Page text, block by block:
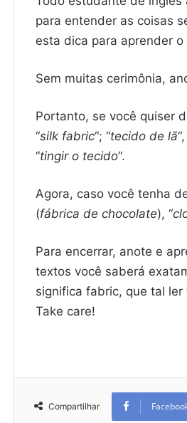
para entender as coisas
esta dica para aprender
Sem muitas cerimônia,
Portanto, se você quiser
“silk fabric“; “tecido de lã
“tingir o tecido“.
Agora, caso você tenha
(fábrica de chocolate), “
Para encerrar, anote e
textos você saberá
significa fabric, que tal ler
Take care!
Compartilhar